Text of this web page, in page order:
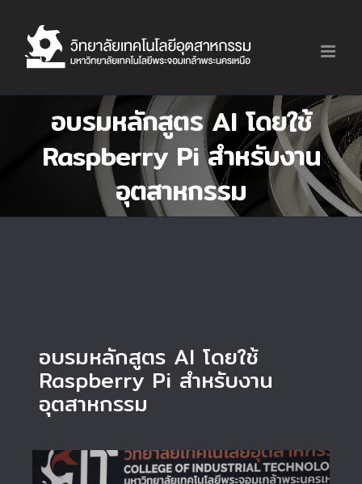
content
อบรมหลักสูตร AI โดยใช้
Raspberry Pi สำหรับงาน
อุตสาหกรรม
อบรมหลักสูตร AI โดยใช้
Raspberry Pi สำหรับงาน
อุตสาหกรรม